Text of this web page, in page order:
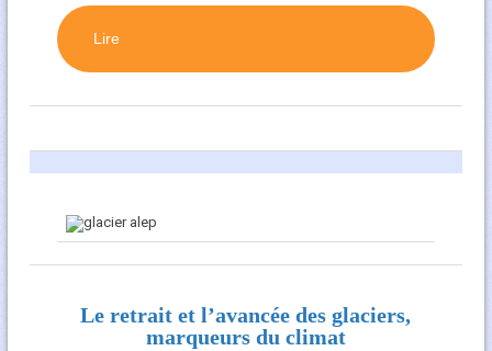
Lire
Le retrait et l’avancée des glaciers,
marqueurs du climat